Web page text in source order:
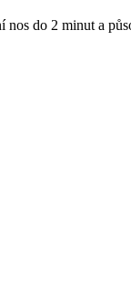
nos do 2 minut a